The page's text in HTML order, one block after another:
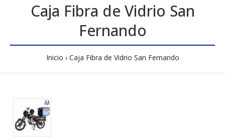
Caja Fibra de Vidrio San
Fernando
Inicio Caja Fibra de Vidrio San Fernando